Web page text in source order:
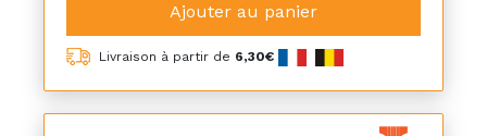
Ajouter au panier
Livraison à partir de 6,30€